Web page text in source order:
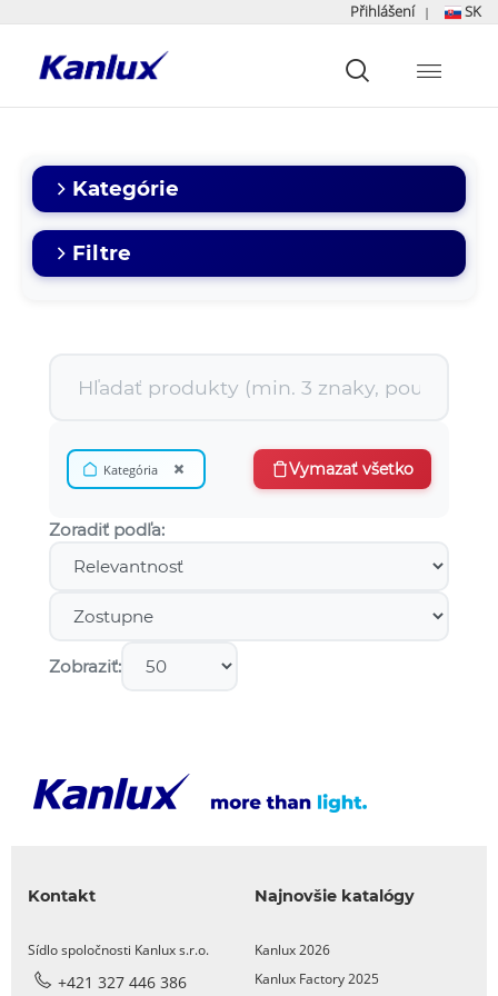
Přihlášení | SK
główna
Kategórie
Filtre
Kategória × Vymazať všetko
Zoradiť podľa:
Zobraziť:
Kontakt
Sídlo spoločnosti Kanlux s.r.o.
+421 327 446 386
Najnovšie katalógy
Kanlux 2026
Kanlux Factory 2025